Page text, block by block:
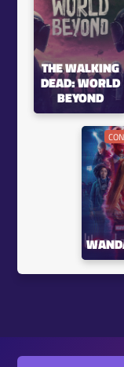
THE WALKING
DEAD: WORLD
BEYOND